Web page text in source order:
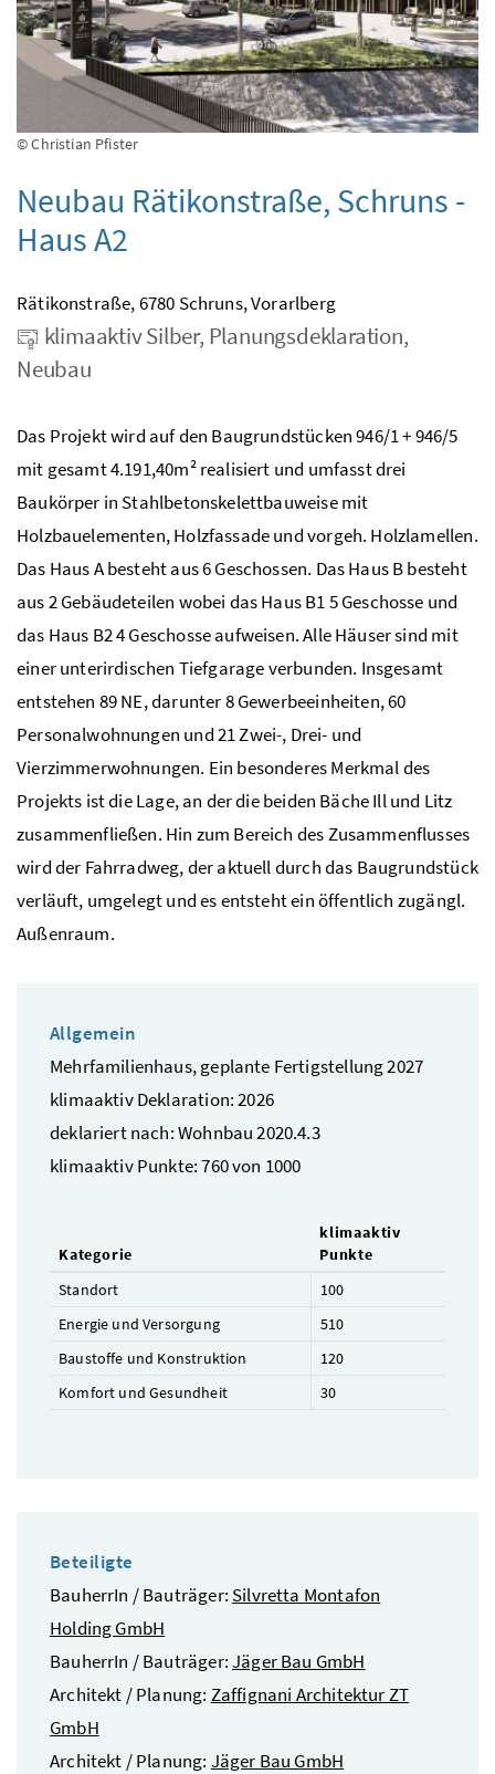
© Christian Pfister
Neubau Rätikonstraße, Schruns -
Haus A2
Rätikonstraße, 6780 Schruns, Vorarlberg
klimaaktiv Silber, Planungsdeklaration,
Neubau
Das Projekt wird auf den Baugrundstücken 946/1 + 946/5
mit gesamt 4.191,40m² realisiert und umfasst drei
Baukörper in Stahlbetonskelettbauweise mit
Holzbauelementen, Holzfassade und vorgeh. Holzlamellen.
Das Haus A besteht aus 6 Geschossen. Das Haus B besteht
aus 2 Gebäudeteilen wobei das Haus B1 5 Geschosse und
das Haus B2 4 Geschosse aufweisen. Alle Häuser sind mit
einer unterirdischen Tiefgarage verbunden. Insgesamt
entstehen 89 NE, darunter 8 Gewerbeeinheiten, 60
Personalwohnungen und 21 Zwei-, Drei- und
Vierzimmerwohnungen. Ein besonderes Merkmal des
Projekts ist die Lage, an der die beiden Bäche Ill und Litz
zusammenfließen. Hin zum Bereich des Zusammenflusses
wird der Fahrradweg, der aktuell durch das Baugrundstück
verläuft, umgelegt und es entsteht ein öffentlich zugängl.
Außenraum.
Allgemein
Mehrfamilienhaus, geplante Fertigstellung 2027
klimaaktiv Deklaration: 2026
deklariert nach: Wohnbau 2020.4.3
klimaaktiv Punkte: 760 von 1000
Kategorie
klimaaktiv
Punkte
Standort
100
Energie und Versorgung
510
Baustoffe und Konstruktion
120
Komfort und Gesundheit
30
Beteiligte
BauherrIn / Bauträger: Silvretta Montafon
Holding GmbH
BauherrIn / Bauträger:Jäger Bau GmbH
Architekt / Planung: Zaffignani Architektur ZT
GmbH
Architekt / Planung: Jäger Bau GmbH